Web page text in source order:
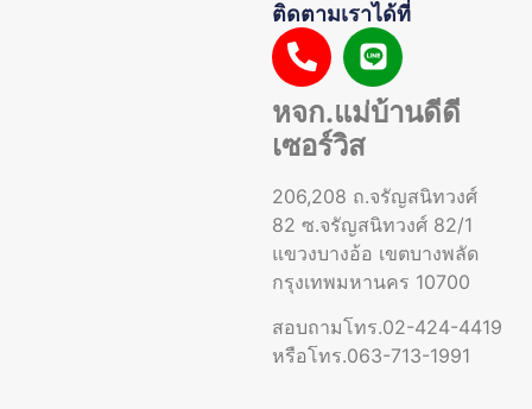
ติดตามเราได้ที่
หจก.แม่บ้านดีดี
เซอร์วิส
206,208 ถ.จรัญสนิทวงศ์
82 ซ.จรัญสนิทวงศ์ 82/1
แขวงบางอ้อ เขตบางพลัด
กรุงเทพมหานคร 10700
สอบถามโทร.02-424-4419
หรือโทร.063-713-1991